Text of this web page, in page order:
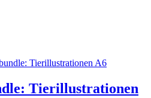
Tierillustrationen